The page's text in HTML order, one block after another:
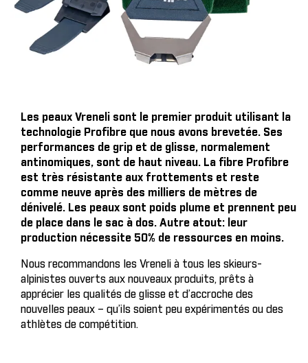
Les peaux Vreneli sont le premier produit utilisant la
technologie Profibre que nous avons brevetée. Ses
performances de grip et de glisse, normalement
antinomiques, sont de haut niveau. La fibre Profibre
est très résistante aux frottements et reste
comme neuve après des milliers de mètres de
dénivelé. Les peaux sont poids plume et prennent peu
de place dans le sac à dos. Autre atout: leur
production nécessite 50% de ressources en moins.
Nous recommandons les Vreneli à tous les skieurs-
alpinistes ouverts aux nouveaux produits, prêts à
apprécier les qualités de glisse et d’accroche des
nouvelles peaux – qu’ils soient peu expérimentés ou des
athlètes de compétition.